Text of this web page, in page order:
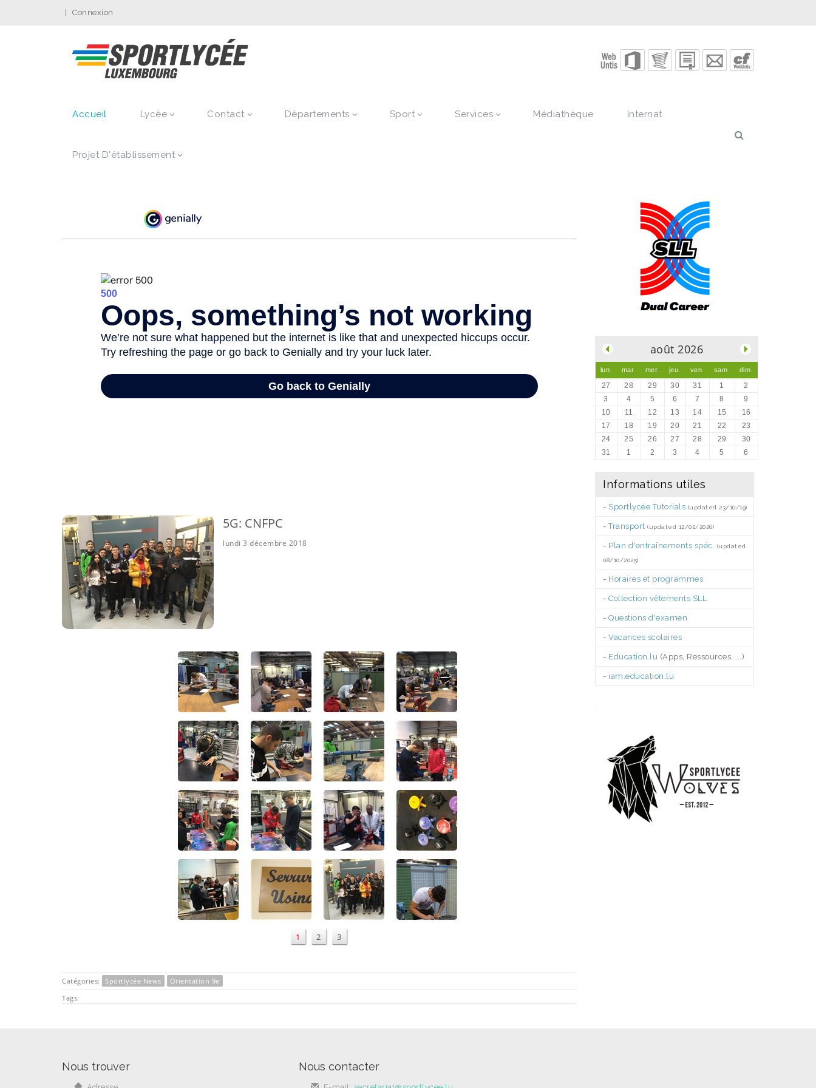
Connexion
Accueil Lycée Contact Départements Sport Services Médiathèque Internat
Projet D'établissement
5G: CNFPC
lundi 3 décembre 2018
1 2 3
Catégories: Sportlycée News
Orientation 9e
Tags:
août 2026
lun. mar. mer. jeu. ven. sam. dim.
27 28 29 30 31 1
2
3
4 5 6 7 8
9
10
11 12 13 14 15
16
17
18 19 20 21 22
23
24
25 26 27 28 29
30
31
1 2 3 4 5 6
Informations utiles
- Sportlycée Tutorials (updated 23/10/19)
-Transport (updated 12/02/2026)
- Plan d'entraînements spéc. (updated
08/10/2025)
- Horaires et programmes
- Collection vêtements SLL
- Questions d'examen
- Vacances scolaires
- Education.lu (Apps, Ressources, ...)
- iam.education.lu
Nous trouver Nous contacter